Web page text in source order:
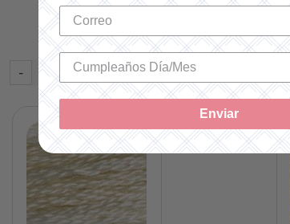
Cantidad utilizada: 1
SKU: 117543
$17.00 MXN
- + Comprar
Enviar